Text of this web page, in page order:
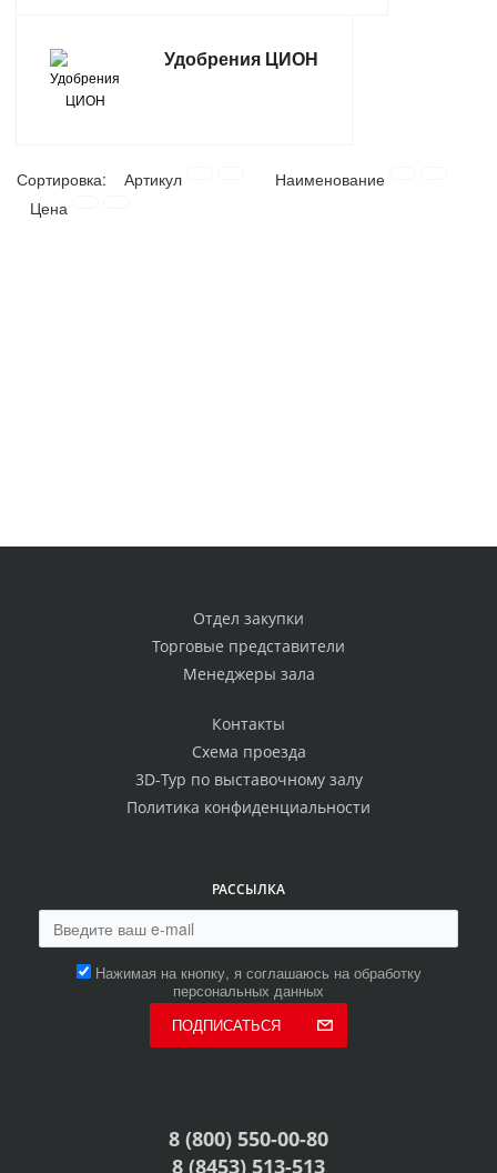
Удобрения ЦИОН
Сортировка: Артикул
Наименование
Цена
Отдел закупки
Торговые представители
Менеджеры зала
Контакты
Схема проезда
3D-Тур по выставочному залу
Политика конфиденциальности
РАССЫЛКА
Нажимая на кнопку, я соглашаюсь на обработку
персональных данных
ПОДПИСАТЬСЯ
8 (800) 550-00-80
8 (8453) 513-513